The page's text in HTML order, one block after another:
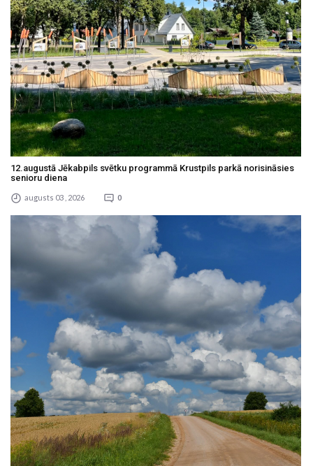
12.augustā Jēkabpils svētku programmā Krustpils parkā norisināsies
senioru diena
augusts 03 , 2026 0